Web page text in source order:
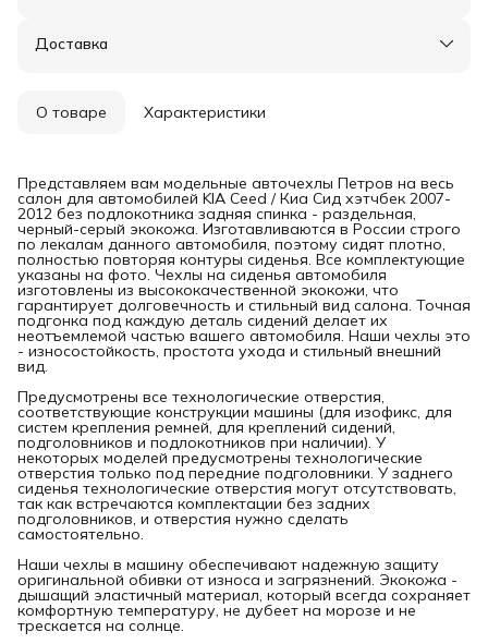
Доставка
О товаре Характеристики
Представляем вам модельные авточехлы Петров на весь
салон для автомобилей KIA Ceed / Киа Сид хэтчбек 2007-
2012 без подлокотника задняя спинка - раздельная,
черный-серый экокожа. Изготавливаются в России строго
по лекалам данного автомобиля, поэтому сидят плотно,
полностью повторяя контуры сиденья. Все комплектующие
указаны на фото. Чехлы на сиденья автомобиля
изготовлены из высококачественной экокожи, что
гарантирует долговечность и стильный вид салона. Точная
подгонка под каждую деталь сидений делает их
неотъемлемой частью вашего автомобиля. Наши чехлы это
- износостойкость, простота ухода и стильный внешний
вид.
Предусмотрены все технологические отверстия,
соответствующие конструкции машины (для изофикс, для
систем крепления ремней, для креплений сидений,
подголовников и подлокотников при наличии). У
некоторых моделей предусмотрены технологические
отверстия только под передние подголовники. У заднего
сиденья технологические отверстия могут отсутствовать,
так как встречаются комплектации без задних
подголовников, и отверстия нужно сделать
самостоятельно.
Наши чехлы в машину обеспечивают надежную защиту
оригинальной обивки от износа и загрязнений. Экокожа -
дышащий эластичный материал, который всегда сохраняет
комфортную температуру, не дубеет на морозе и не
трескается на солнце.